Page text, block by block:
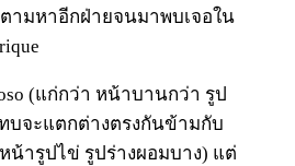
ามหาอีกฝ่ายจนมาพบเจอใน
(แก่กว่า หน้าบานกว่า รูป
บจะแตกต่างตรงกันข้ามกับ
น้ารูปไข่ รูปร่างผอมบาง) แต่